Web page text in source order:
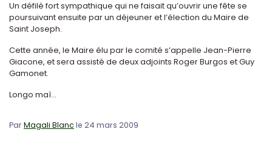
Un défilé fort sympathique qui ne faisait qu’ouvrir une fête se
poursuivant ensuite par un déjeuner et l’élection du Maire de
Saint Joseph.
Cette année, le Maire élu par le comité s’appelle Jean-Pierre
Giacone, et sera assisté de deux adjoints Roger Burgos et Guy
Gamonet.
Longo maì...
ParMagali Blanc le 24 mars 2009